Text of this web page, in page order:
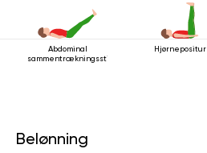
Abdominal
sammentrækningsstilling
Hjørnepositur
Belønning